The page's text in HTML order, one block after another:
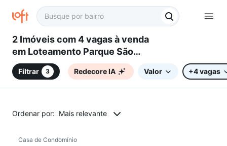
2 Imóveis com 4 vagas à venda
em Loteamento Parque São
Martinho, Campinas, SP
Filtrar 3 Redecore IA Valor +4 vagas
Ordenar por: Mais relevante
Casa de Condomínio